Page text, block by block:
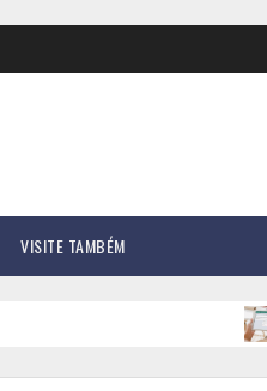
VISITE TAMBÉM